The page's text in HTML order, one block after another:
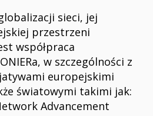
sieci, jej
przestrzeni
współpraca
w szczególności z
europejskimi
światowymi takimi jak:
Advancement